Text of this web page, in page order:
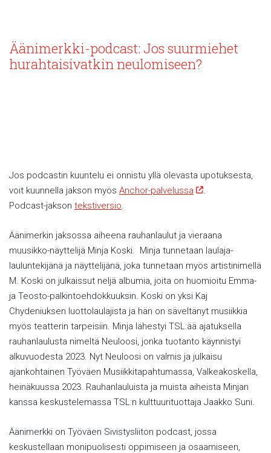
Äänimerkki-podcast: Jos suurmiehet
hurahtaisivatkin neulomiseen?
Jos podcastin kuuntelu ei onnistu yllä olevasta upotuksesta,
voit kuunnella jakson myös Anchor-palvelussa
.
Podcast-jakson tekstiversio.
Äänimerkin jaksossa aiheena rauhanlaulut ja vieraana
muusikko-näyttelijä Minja Koski. Minja tunnetaan laulaja-
lauluntekijänä ja näyttelijänä, joka tunnetaan myös artistinimellä
M. Koski on julkaissut neljä albumia, joita on huomioitu Emma-
ja Teosto-palkintoehdokkuuksin. Koski on yksi Kaj
Chydeniuksen luottolaulajista ja hän on säveltänyt musiikkia
myös teatterin tarpeisiin. Minja lähestyi TSL:ää ajatuksella
rauhanlaulusta nimeltä Neuloosi, jonka tuotanto käynnistyi
alkuvuodesta 2023. Nyt Neuloosi on valmis ja julkaisu
ajankohtainen Työväen Musiikkitapahtumassa, Valkeakoskella,
heinäkuussa 2023. Rauhanlauluista ja muista aiheista Minjan
kanssa keskustelemassa TSL:n kulttuurituottaja Jaakko Suni.
Äänimerkki on Työväen Sivistysliiton podcast, jossa
keskustellaan monipuolisesti oppimiseen ja osaamiseen,